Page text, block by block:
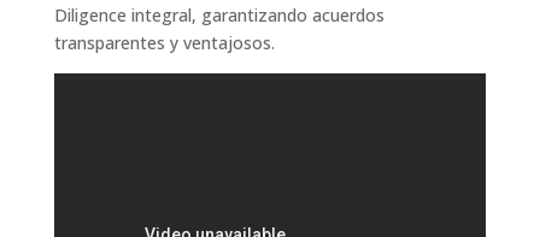
Diligence integral, garantizando acuerdos
transparentes y ventajosos.